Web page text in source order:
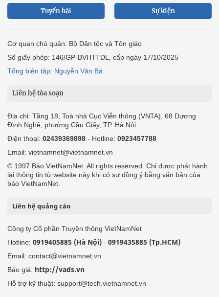
Tuyến bài Sự kiện
Cơ quan chủ quản: Bộ Dân tộc và Tôn giáo
Số giấy phép: 146/GP-BVHTTDL, cấp ngày 17/10/2025
Tổng biên tập: Nguyễn Văn Bá
Liên hệ tòa soạn
Địa chỉ: Tầng 18, Toà nhà Cục Viễn thông (VNTA), 68 Dương
Đình Nghệ, phường Cầu Giấy, TP. Hà Nội.
Điện thoại: 02439369898 - Hotline: 0923457788
Email: vietnamnet@vietnamnet.vn
© 1997 Báo VietNamNet. All rights reserved. Chỉ được phát hành
lại thông tin từ website này khi có sự đồng ý bằng văn bản của
báo VietNamNet.
Liên hệ quảng cáo
Công ty Cổ phần Truyền thông VietNamNet
Hotline: 0919405885 (Hà Nội) - 0919435885 (Tp.HCM)
Email: contact@vietnamnet.vn
Báo giá: http://vads.vn
Hỗ trợ kỹ thuật: support@tech.vietnamnet.vn